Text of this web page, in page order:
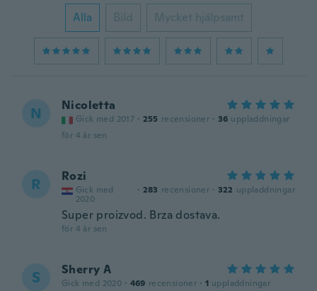
Alla Bild Mycket hjälpsamt
N Nicoletta
Gick med 2017 · 255 recensioner · 36 uppladdningar
för 4 år sen
R Rozi
Gick med
2020
· 283 recensioner · 322 uppladdningar
Super proizvod. Brza dostava.
för 4 år sen
S Sherry A
Gick med 2020 · 469 recensioner · 1 uppladdningar